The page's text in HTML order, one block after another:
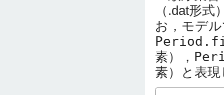
（.dat形
お，モデ
素），
素）と表